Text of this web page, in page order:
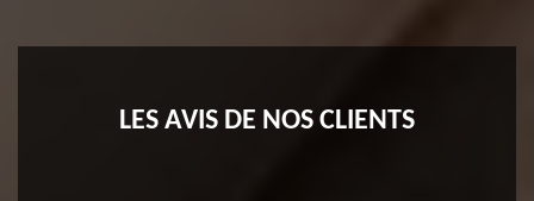
LES AVIS DE NOS CLIENTS